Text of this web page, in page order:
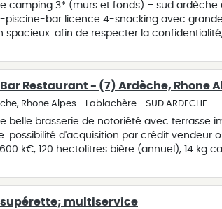
camping 3* (murs et fonds) – sud ardèche
piscine-bar licence 4-snacking avec
spacieux. afin de respecter la
Restaurant - (7) Ardèche, Rhone
Rhone Alpes - Lablachère - SUD ARDECHE
belle brasserie de notoriété avec terrasse
possibilité d'acquisition par crédit vendeur
k€, 120 hectolitres bière (annuel), 14 kg
multiservice